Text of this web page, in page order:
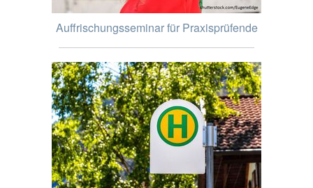
Auffrischungsseminar für Praxisprüfende